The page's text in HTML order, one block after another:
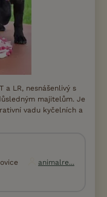
a LR, nesnášenlivý s
majitelům. Je
vadu kyčelních a
animalre...